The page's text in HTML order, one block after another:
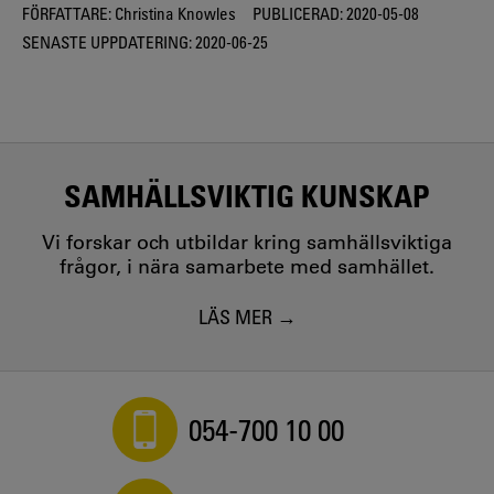
FÖRFATTARE: Christina Knowles PUBLICERAD:2020-05-08
SENASTE UPPDATERING:2020-06-25
SAMHÄLLSVIKTIG KUNSKAP
Vi forskar och utbildar kring samhällsviktiga
frågor, i nära samarbete med samhället.
LÄS MER
054-700 10 00